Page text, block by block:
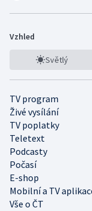
Vzhled
Světlý
TV program
Živé vysílání
TV poplatky
Teletext
Podcasty
Počasí
E-shop
Mobilní a TV
Vše o ČT